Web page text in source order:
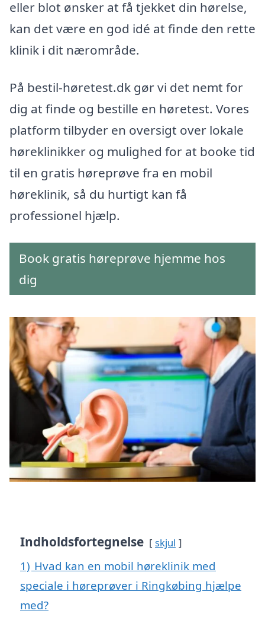
eller blot ønsker at få tjekket din hørelse,
kan det være en god idé at finde den rette
klinik i dit nærområde.
På bestil-høretest.dk gør vi det nemt for
dig at finde og bestille en høretest. Vores
platform tilbyder en oversigt over lokale
høreklinikker og mulighed for at booke tid
til en gratis høreprøve fra en mobil
høreklinik, så du hurtigt kan få
professionel hjælp.
Book gratis høreprøve hjemme hos
dig
Indholdsfortegnelse skjul
1) Hvad kan en mobil høreklinik med
speciale i høreprøver i Ringkøbing hjælpe
med?